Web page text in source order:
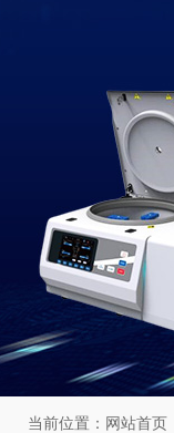
当前位置： 网站首页